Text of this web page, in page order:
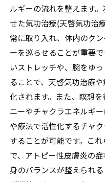
ルギーの流れを整えます
せた気功治療(天啓気功治
常に取り入れ、体内のク
ーを巡らせることが重要
いストレッチや、腕をゆ
ることで、天啓気功治療
化されます。また、瞑想
ニーやチャクラエネルギ
や療法で活性化するチャ
することが可能です。こ
で、アトピー性皮膚炎の
身のバランスが整えられ